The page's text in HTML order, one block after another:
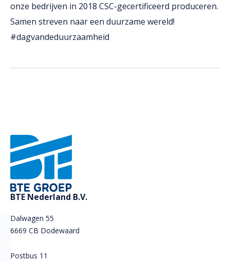
onze bedrijven in 2018 CSC-gecertificeerd produceren.
Samen streven naar een duurzame wereld!
#dagvandeduurzaamheid
BTE Nederland B.V.
Dalwagen 55
6669 CB Dodewaard
Postbus 11